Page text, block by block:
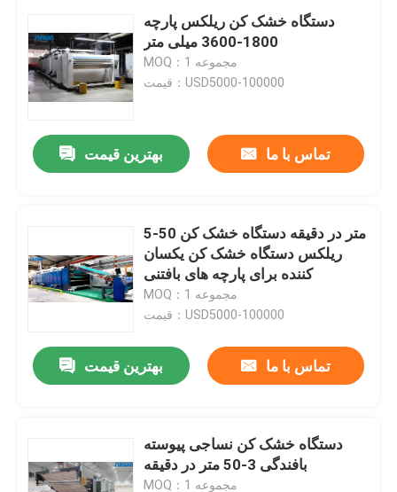
دستگاه خشک کن ریلکس پارچه
1800-3600 میلی متر
MOQ：1 مجموعه
قیمت：USD5000-100000
بهترین قیمت تماس با ما
5-50 متر در دقیقه دستگاه خشک کن
ریلکس دستگاه خشک کن یکسان
کننده برای پارچه های بافتنی
MOQ：1 مجموعه
قیمت：USD5000-100000
بهترین قیمت تماس با ما
دستگاه خشک کن نساجی پیوسته
بافندگی 3-50 متر در دقیقه
MOQ：1 مجموعه